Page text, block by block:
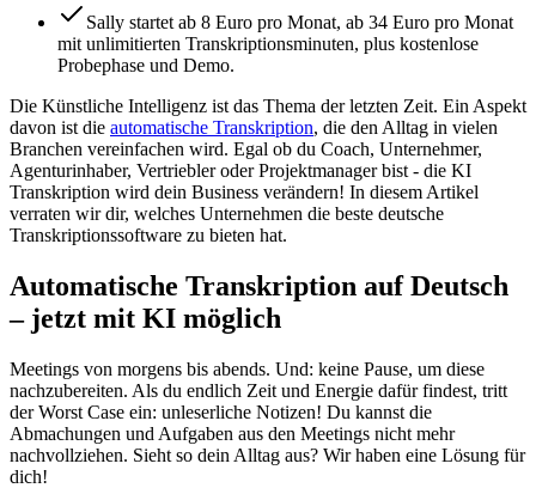
Sally startet ab 8 Euro pro Monat, ab 34 Euro pro Monat
mit unlimitierten Transkriptionsminuten, plus kostenlose
Probephase und Demo.
Die Künstliche Intelligenz ist das Thema der letzten Zeit. Ein Aspekt
davon ist die automatische Transkription, die den Alltag in vielen
Branchen vereinfachen wird. Egal ob du Coach, Unternehmer,
Agenturinhaber, Vertriebler oder Projektmanager bist - die KI
Transkription wird dein Business verändern! In diesem Artikel
verraten wir dir, welches Unternehmen die beste deutsche
Transkriptionssoftware zu bieten hat.
Automatische Transkription auf Deutsch
– jetzt mit KI möglich
Meetings von morgens bis abends. Und: keine Pause, um diese
nachzubereiten. Als du endlich Zeit und Energie dafür findest, tritt
der Worst Case ein: unleserliche Notizen! Du kannst die
Abmachungen und Aufgaben aus den Meetings nicht mehr
nachvollziehen. Sieht so dein Alltag aus? Wir haben eine Lösung für
dich!